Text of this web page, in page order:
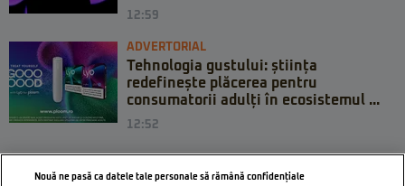
12:59
ADVERTORIAL
Tehnologia gustului: știința
redefinește plăcerea pentru
consumatorii adulți în ecosistemul ...
12:52
Nouă ne pasă ca datele tale personale să rămână confidențiale